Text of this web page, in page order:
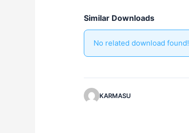
Similar Downloads
No related download found!
KARMASU